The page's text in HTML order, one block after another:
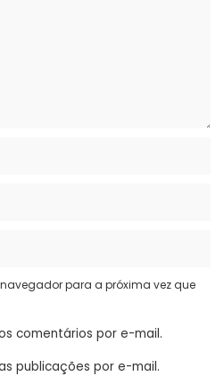
para a próxima vez que
comentários por e-mail.
publicações por e-mail.